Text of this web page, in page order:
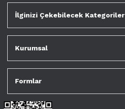
İlginizi Çekebilecek Kategoriler
Kurumsal
Formlar